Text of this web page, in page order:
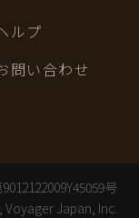
ルプ
問い合わせ
号
Japan, Inc.